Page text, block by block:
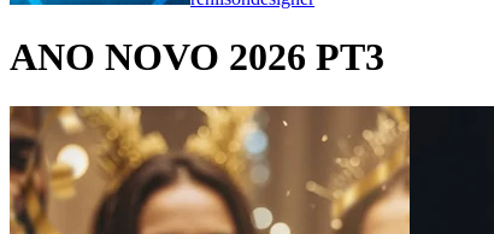
ANO NOVO 2026 PT3